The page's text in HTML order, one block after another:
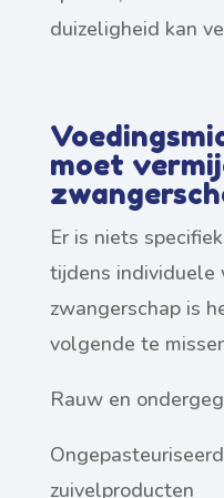
duizeligheid kan
moet
Er is niets
tijdens individuele
zwangerschap is
volgende te
Rauw en
zuivelproducten